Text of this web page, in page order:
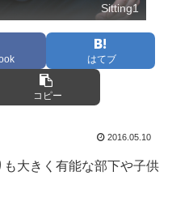
Sitting1
はてブ
コピー
2016.05.10
大きく有能な部下や子供